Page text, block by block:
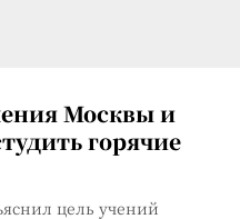
Москвы и
горячие
цель учений